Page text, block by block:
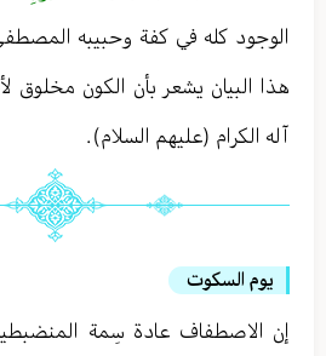
الوجود كله في كفة وحبيبه
هذا البيان يشعر بأن الكون مخلوق
آله الكرام (عليهم السلام) .
يوم السكوت
إن الاصطفاف عادة سِمة المنضبطين